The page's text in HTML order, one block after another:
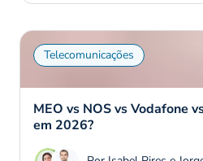
Telecomunicações
MEO vs NOS vs Vodafone
em 2026?